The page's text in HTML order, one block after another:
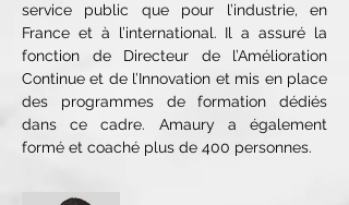
service public que pour l’industrie, en
France et à l’international. Il a assuré la
fonction de Directeur de l’Amélioration
Continue et de l’Innovation et mis en place
des programmes de formation dédiés
dans ce cadre. Amaury a également
formé et coaché plus de 400 personnes.